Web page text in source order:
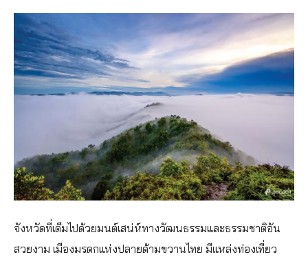
จังหวัดที่เต็มไปด้วยมนต์เสน่ห์ทางวัฒนธรรมและธรรมชาติอัน
สวยงาม เมืองมรดกแห่งปลายด้ามขวานไทย มีแหล่งท่องเที่ยว